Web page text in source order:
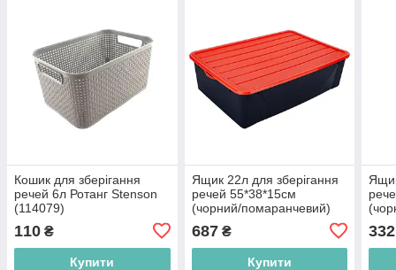
Кошик для зберігання
речей 6л Ротанг Stenson
(114079)
110 ₴
Купити
Ящик 22л для зберігання
речей 55*38*15см
(чорний/помаранчевий)
Алеана
687₴
Купити
332